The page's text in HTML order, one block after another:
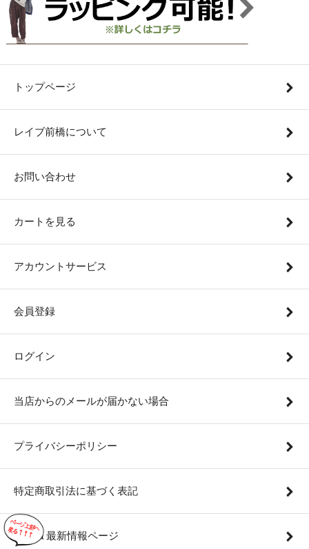
トップページ
レイブ前橋について
お問い合わせ
カートを見る
アカウントサービス
会員登録
ログイン
当店からのメールが届かない場合
プライバシーポリシー
特定商取引法に基づく表記
remilla 最新情報ページ